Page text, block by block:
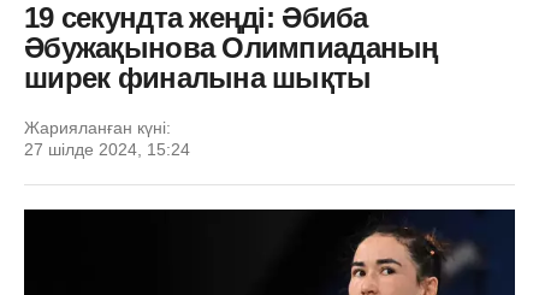
19 секундта жеңді: Әбиба
Әбужақынова Олимпиаданың
ширек финалына шықты
Жарияланған күні:
27 шілде 2024, 15:24